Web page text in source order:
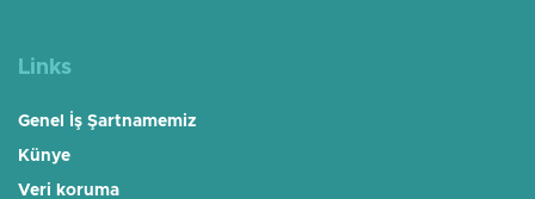
Links
Genel İş Şartnamemiz
Künye
Veri koruma